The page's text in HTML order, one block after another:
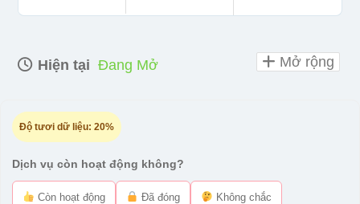
Hiện tại Đang Mở
Độ tươi dữ liệu: 20%
Dịch vụ còn hoạt động không?
Còn hoạt động Đã đóng Không chắc
Mở rộng